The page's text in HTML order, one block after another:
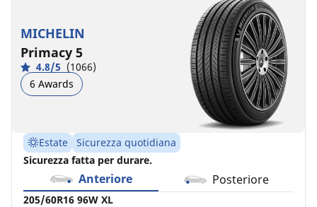
MICHELIN
Primacy 5
4.8/5 (1066)
6 Awards
Estate
Sicurezza quotidiana
Sicurezza fatta per durare.
Anteriore Posteriore
205/60R16 96W XL